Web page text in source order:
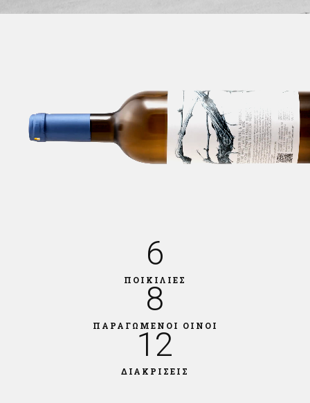
6
ΠΟΙΚΙΛΙΕΣ
8
ΠΑΡΑΓΩΜΕΝΟΙ ΟΙΝΟΙ
12
ΔΙΑΚΡΙΣΕΙΣ